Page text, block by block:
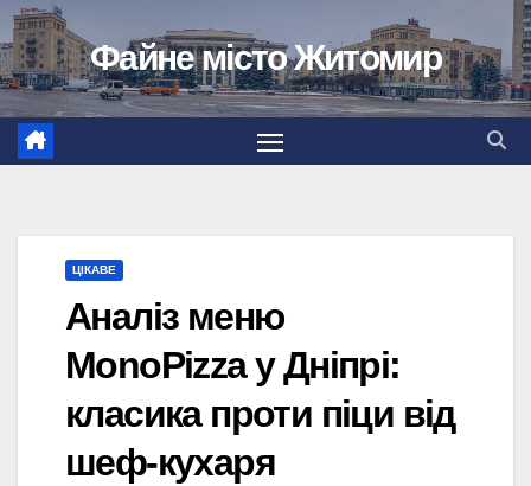
Перейти
до
вмісту
Файне місто Житомир
ЦІКАВЕ
Аналіз меню
MonoPizza у Дніпрі:
класика проти піци від
шеф-кухаря